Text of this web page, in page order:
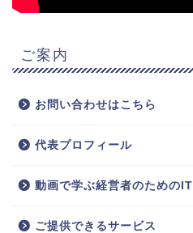
ご案内
お問い合わせはこちら
代表プロフィール
動画で学ぶ経営者のためのIT
ご提供できるサービス